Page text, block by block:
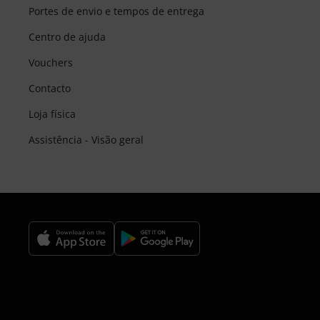
Portes de envio e tempos de entrega
Centro de ajuda
Vouchers
Contacto
Loja física
Assistência - Visão geral